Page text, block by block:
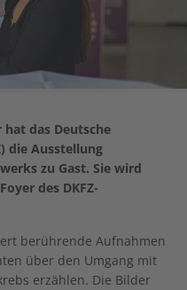
das Deutsche
die Ausstellung
zu Gast. Sie wird
des DKFZ-
berührende Aufnahmen
über den Umgang mit
erzählen. Die Bilder